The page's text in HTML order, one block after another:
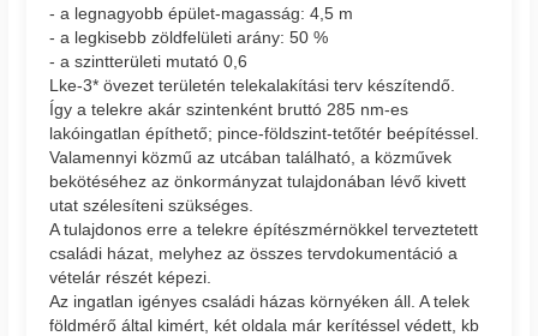
- a legnagyobb épület-magasság: 4,5 m
- a legkisebb zöldfelületi arány: 50 %
- a szintterületi mutató 0,6
Lke-3* övezet területén telekalakítási terv készítendő.
Így a telekre akár szintenként bruttó 285 nm-es
lakóingatlan építhető; pince-földszint-tetőtér beépítéssel.
Valamennyi közmű az utcában található, a közművek
bekötéséhez az önkormányzat tulajdonában lévő kivett
utat szélesíteni szükséges.
A tulajdonos erre a telekre építészmérnökkel terveztetett
családi házat, melyhez az összes tervdokumentáció a
vételár részét képezi.
Az ingatlan igényes családi házas környéken áll. A telek
földmérő által kimért, két oldala már kerítéssel védett, kb